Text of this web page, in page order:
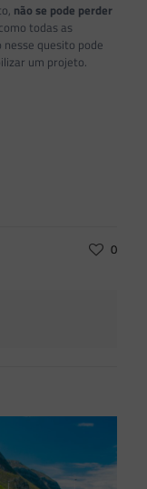
não se pode perder
todas as
quesito pode
um projeto.
0